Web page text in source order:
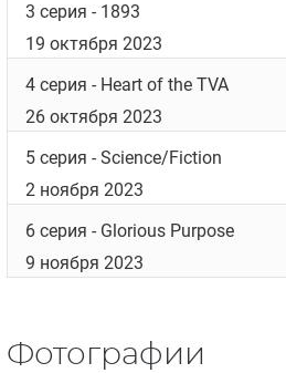
3 серия - 1893
19 октября 2023
4 серия - Heart of the TVA
26 октября 2023
5 серия - Science/Fiction
2 ноября 2023
6 серия - Glorious Purpose
9 ноября 2023
Фотографии